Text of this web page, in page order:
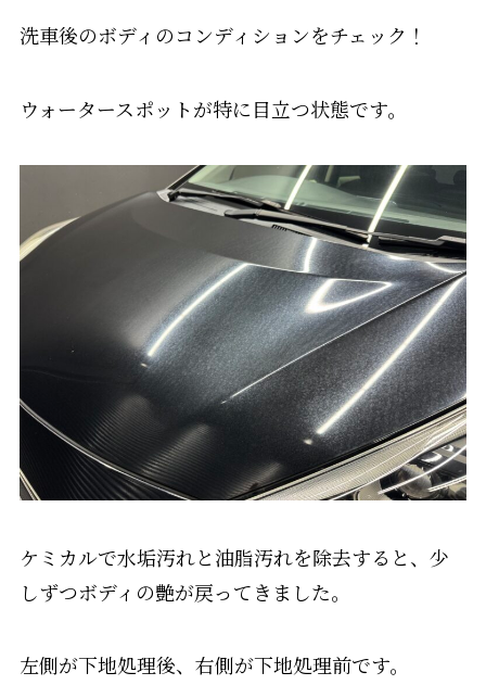
洗車後のボディのコンディションをチェック！
ウォータースポットが特に目立つ状態です。
ケミカルで水垢汚れと油脂汚れを除去すると、少
しずつボディの艶が戻ってきました。
左側が下地処理後、右側が下地処理前です。